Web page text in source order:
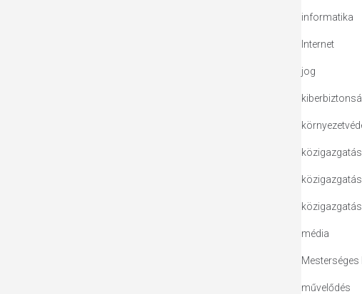
informatika
Internet
jog
média
Mesterséges
művelődés